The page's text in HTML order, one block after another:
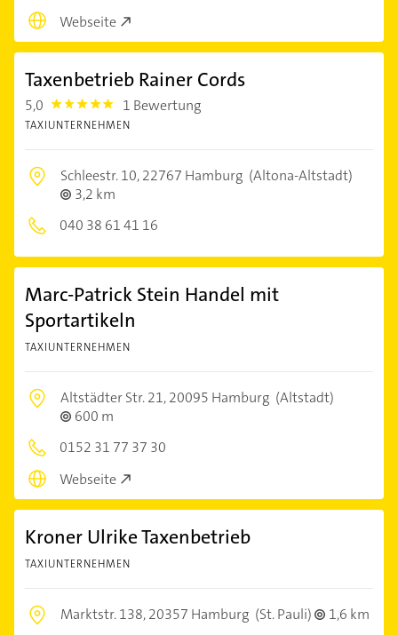
Webseite
Taxenbetrieb Rainer Cords
5,0 5.0 1 Bewertung
TAXIUNTERNEHMEN
Schleestr. 10,22767 Hamburg (Altona-Altstadt)
3,2 km
040 38 61 41 16
Marc-Patrick Stein Handel mit
Sportartikeln
TAXIUNTERNEHMEN
Altstädter Str. 21,20095 Hamburg (Altstadt)
600 m
0152 31 77 37 30
Webseite
Kroner Ulrike Taxenbetrieb
TAXIUNTERNEHMEN
Marktstr. 138,20357 Hamburg (St. Pauli)
1,6 km